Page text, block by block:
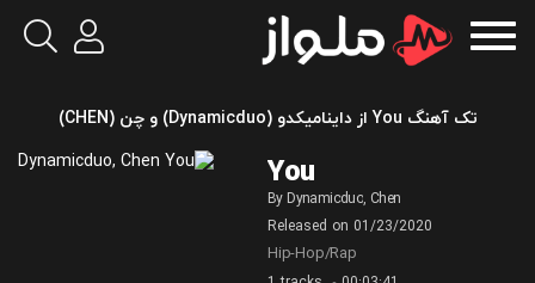
تک آهنگ You از داینامیکدو (Dynamicduo) و چن (CHEN)
You
By Dynamicduo, Chen
Released on 01/23/2020
Hip-Hop/Rap